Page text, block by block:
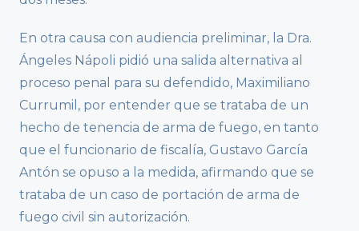
En otra causa con audiencia preliminar, la Dra.
Ángeles Nápoli pidió una salida alternativa al
proceso penal para su defendido, Maximiliano
Currumil, por entender que se trataba de un
hecho de tenencia de arma de fuego, en tanto
que el funcionario de fiscalía, Gustavo García
Antón se opuso a la medida, afirmando que se
trataba de un caso de portación de arma de
fuego civil sin autorización.